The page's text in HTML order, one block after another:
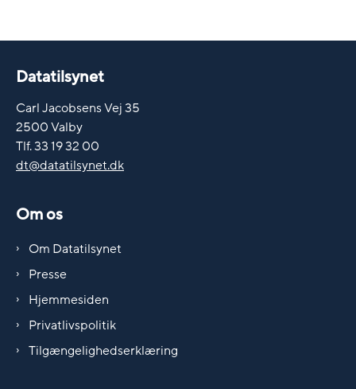
Datatilsynet
Carl Jacobsens Vej 35
2500 Valby
Tlf. 33 19 32 00
dt@datatilsynet.dk
Om os
Om Datatilsynet
Presse
Hjemmesiden
Privatlivspolitik
Tilgængelighedserklæring